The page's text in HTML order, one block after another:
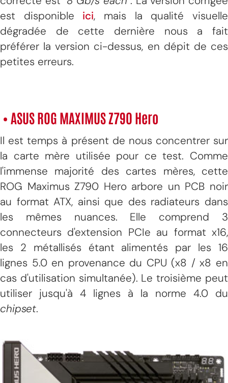
est disponible ici, mais la qualité visuelle
dégradée de cette dernière nous a fait
préférer la version ci-dessus, en dépit de ces
petites erreurs.
• ASUS ROG MAXIMUS Z790 Hero
Il est temps à présent de nous concentrer sur
la carte mère utilisée pour ce test. Comme
l'immense majorité des cartes mères, cette
ROG Maximus Z790 Hero arbore un PCB noir
au format ATX, ainsi que des radiateurs dans
les mêmes nuances. Elle comprend 3
connecteurs d'extension PCIe au format x16,
les 2 métallisés étant alimentés par les 16
lignes 5.0 en provenance du CPU (x8 / x8 en
cas d'utilisation simultanée). Le troisième peut
utiliser jusqu'à 4 lignes à la norme 4.0 du
chipset.